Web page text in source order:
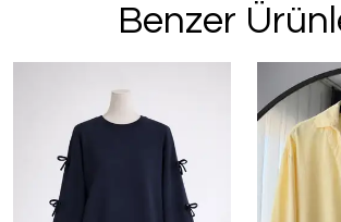
Benzer